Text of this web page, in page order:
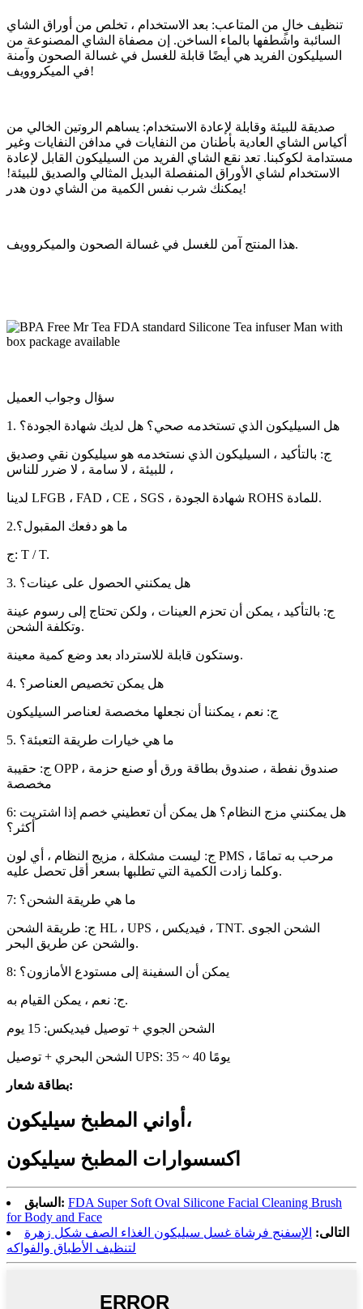
تنظيف خالٍ من المتاعب: بعد الاستخدام ، تخلص من أوراق الشاي
السائبة واشطفها بالماء الساخن. إن مصفاة الشاي المصنوعة من
السيليكون الفريد هي أيضًا قابلة للغسل في غسالة الصحون وآمنة
في الميكروويف!
صديقة للبيئة وقابلة لإعادة الاستخدام: يساهم الروتين الخالي من
أكياس الشاي العادية بأطنان من النفايات في مدافن النفايات وغير
مستدامة لكوكبنا. تعد نقع الشاي الفريد من السيليكون القابل لإعادة
الاستخدام لشاي الأوراق المنفصلة البديل المثالي والصديق للبيئة!
يمكنك شرب نفس الكمية من الشاي دون هدر!
هذا المنتج آمن للغسل في غسالة الصحون والميكروويف.
سؤال وجواب العميل
1. هل السيليكون الذي تستخدمه صحي؟ هل لديك شهادة الجودة؟
ج: بالتأكيد ، السيليكون الذي نستخدمه هو سيليكون نقي وصديق
للبيئة ، لا سامة ، لا ضرر للناس ،
لدينا LFGB ، FAD ، CE ، SGS ، شهادة الجودة ROHS للمادة.
2.ما هو دفعك المقبول؟
ج: T / T.
3. هل يمكنني الحصول على عينات؟
ج: بالتأكيد ، يمكن أن تحزم العينات ، ولكن تحتاج إلى رسوم عينة
وتكلفة الشحن.
وستكون قابلة للاسترداد بعد وضع كمية معينة.
4. هل يمكن تخصيص العناصر؟
ج: نعم ، يمكننا أن نجعلها مخصصة لعناصر السيليكون
5. ما هي خيارات طريقة التعبئة؟
ج: حقيبة OPP ، صندوق نفطة ، صندوق بطاقة ورق أو صنع حزمة
مخصصة
6: هل يمكنني مزج النظام؟ هل يمكن أن تعطيني خصم إذا اشتريت
أكثر؟
ج: ليست مشكلة ، مزيج النظام ، أي لون PMS مرحب به تمامًا ،
وكلما زادت الكمية التي تطلبها بسعر أقل تحصل عليه.
7: ما هي طريقة الشحن؟
HL ، UPS ، فيديكس ، TNT. الشحن الجوى
والشحن عن طريق البحر.
8: يمكن أن السفينة إلى مستودع الأمازون؟
ج: نعم ، يمكن القيام به.
الشحن الجوي + توصيل فيديكس: 15 يوم
الشحن البحري + توصيل UPS: 35 ~ 40 يومًا
بطاقة شعار:
أواني المطبخ سيليكون،
اكسسوارات المطبخ سيليكون
السابق: FDA Super Soft Oval Silicone Facial Cleaning Brush
for Body and Face
التالى: الإسفنج فرشاة غسل سيليكون الغذاء الصف شكل زهرة
لتنظيف الأطباق والفواكه